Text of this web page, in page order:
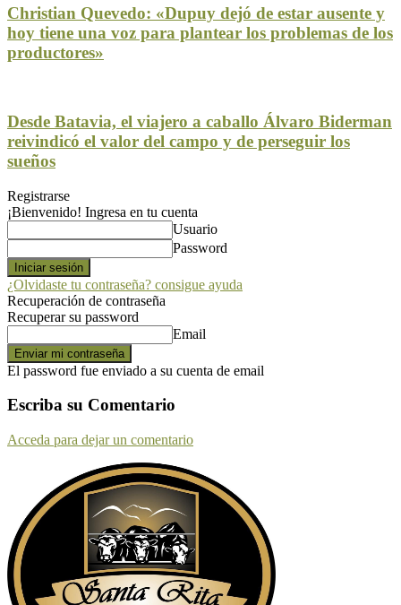
Christian Quevedo: «Dupuy dejó de estar ausente y
hoy tiene una voz para plantear los problemas de los
productores»
Desde Batavia, el viajero a caballo Álvaro Biderman
reivindicó el valor del campo y de perseguir los
sueños
Registrarse
¡Bienvenido! Ingresa en tu cuenta
Usuario
Password
¿Olvidaste tu contraseña? consigue ayuda
Recuperación de contraseña
Recuperar su password
Email
El password fue enviado a su cuenta de email
Escriba su Comentario
Acceda para dejar un comentario